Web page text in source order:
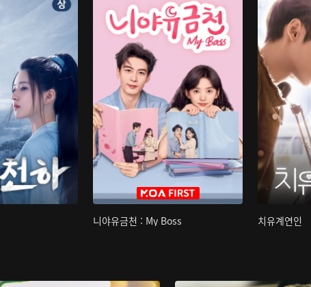
니야유금천 : My Boss 치유계연인